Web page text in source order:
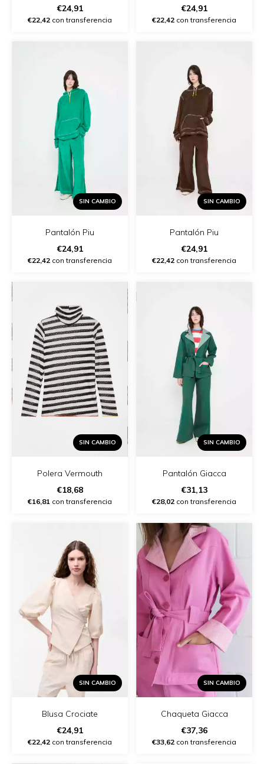
€24,91
€22,42 con transferencia
€24,91
€22,42 con transferencia
SIN CAMBIO
Pantalón Piu
€24,91
€22,42 con transferencia
SIN CAMBIO
Pantalón Piu
€24,91
€22,42 con transferencia
SIN CAMBIO
Polera Vermouth
€18,68
€16,81 con transferencia
SIN CAMBIO
Pantalón Giacca
€31,13
€28,02 con transferencia
SIN CAMBIO
Blusa Crociate
€24,91
€22,42 con transferencia
SIN CAMBIO
Chaqueta Giacca
€37,36
€33,62 con transferencia